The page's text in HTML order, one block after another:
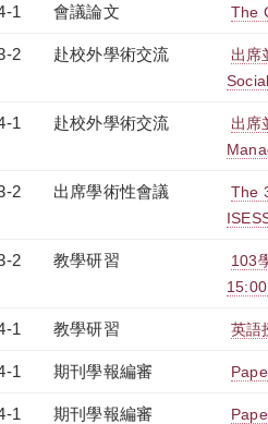
1 會議論文 The
2 赴校外學術交流
出席
1 赴校外學術交流
出席
2 出席學術性會議
The
2 教學研習
103
1 教學研習 英語
1 期刊學報編審
1 期刊學報編審